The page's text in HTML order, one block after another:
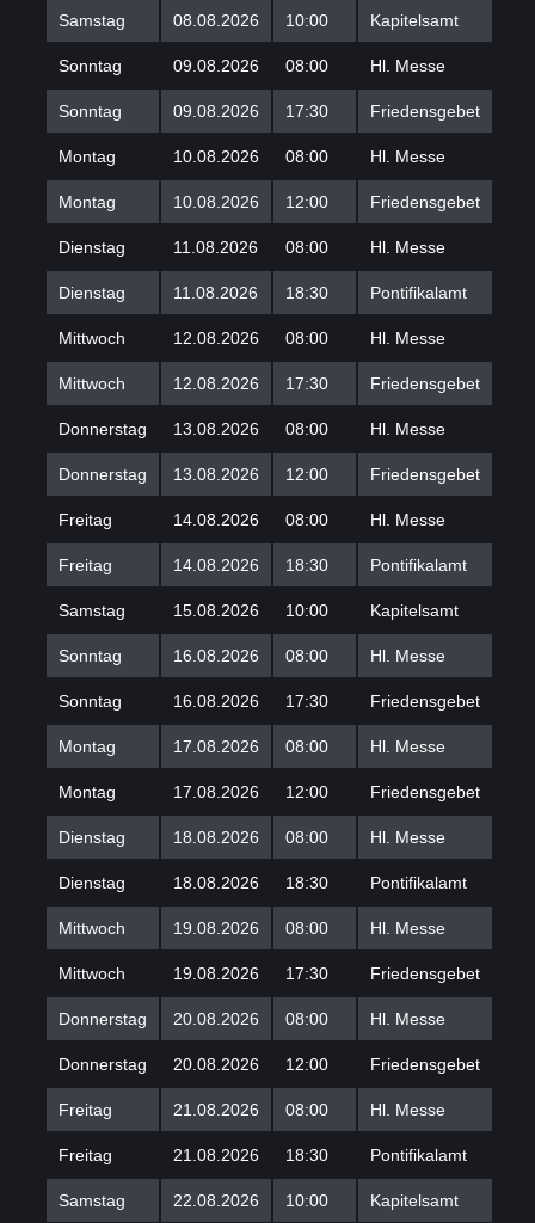
Samstag 08.08.2026 10:00 Kapitelsamt
Sonntag 09.08.2026 08:00 Hl. Messe
Sonntag 09.08.2026 17:30 Friedensgebet
Montag 10.08.2026 08:00 Hl. Messe
Montag 10.08.2026 12:00 Friedensgebet
Dienstag 11.08.2026 08:00 Hl. Messe
Dienstag 11.08.2026 18:30 Pontifikalamt
Mittwoch 12.08.2026 08:00 Hl. Messe
Mittwoch 12.08.2026 17:30 Friedensgebet
Donnerstag 13.08.2026 08:00 Hl. Messe
Donnerstag 13.08.2026 12:00 Friedensgebet
Freitag 14.08.2026 08:00 Hl. Messe
Freitag 14.08.2026 18:30 Pontifikalamt
Samstag 15.08.2026 10:00 Kapitelsamt
Sonntag 16.08.2026 08:00 Hl. Messe
Sonntag 16.08.2026 17:30 Friedensgebet
Montag 17.08.2026 08:00 Hl. Messe
Montag 17.08.2026 12:00 Friedensgebet
Dienstag 18.08.2026 08:00 Hl. Messe
Dienstag 18.08.2026 18:30 Pontifikalamt
Mittwoch 19.08.2026 08:00 Hl. Messe
Mittwoch 19.08.2026 17:30 Friedensgebet
Donnerstag 20.08.2026 08:00 Hl. Messe
Donnerstag 20.08.2026 12:00 Friedensgebet
Freitag 21.08.2026 08:00 Hl. Messe
Freitag 21.08.2026 18:30 Pontifikalamt
Samstag 22.08.2026 10:00 Kapitelsamt